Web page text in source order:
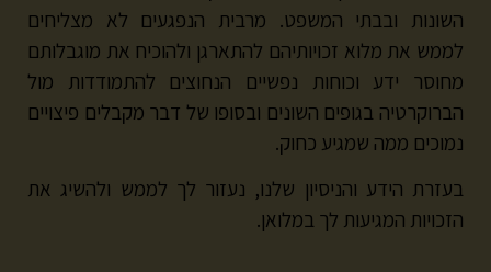
השונות ובבתי המשפט. מרבית הנפגעים לא מצליחים
לממש את מלוא זכויותיהם להתארגן ולהוכיח את מוגבלותם
מחוסר ידע וכוחות נפשיים הנחוצים להתמודדות מול
הברוקרטיה בגופים השונים ובסופו של דבר מקבלים פיצויים
נמוכים ממה שמגיע כחוק.
בעזרת הידע והניסיון שלנו, נעזור לך לממש ולהשיג את
הזכויות המגיעות לך במלואן.